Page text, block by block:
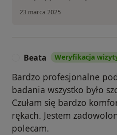
23 marca 2025
Beata Weryfikacja
Bardzo profesjonalne
badania wszystko było
Czułam się bardzo
rękach. Jestem
polecam.